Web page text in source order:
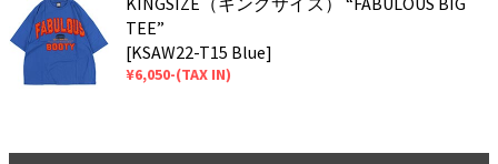
TEE”
[KSAW22-T15 Blue]
¥6,050-(TAX IN)